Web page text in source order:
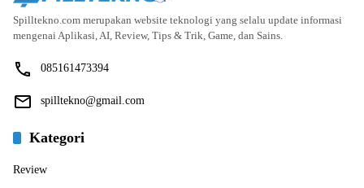
Spilltekno.com merupakan website teknologi yang selalu update informasi
mengenai Aplikasi, AI, Review, Tips & Trik, Game, dan Sains.
085161473394
spilltekno@gmail.com
Kategori
Review